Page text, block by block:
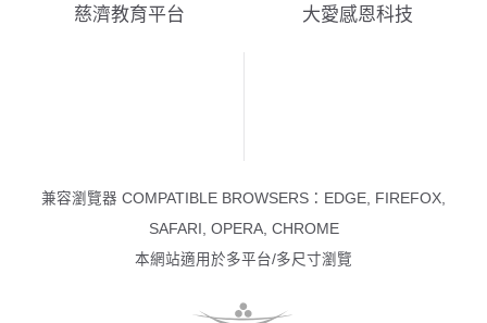
慈濟教育平台
大愛感恩科技
兼容瀏覽器 COMPATIBLE BROWSERS：EDGE, FIREFOX,
SAFARI, OPERA, CHROME
本網站適用於多平台/多尺寸瀏覽